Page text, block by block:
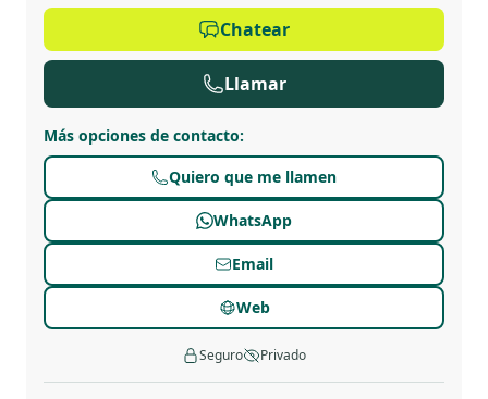
Chatear
Llamar
Más opciones de contacto:
Quiero que me llamen
WhatsApp
Email
Web
Seguro Privado